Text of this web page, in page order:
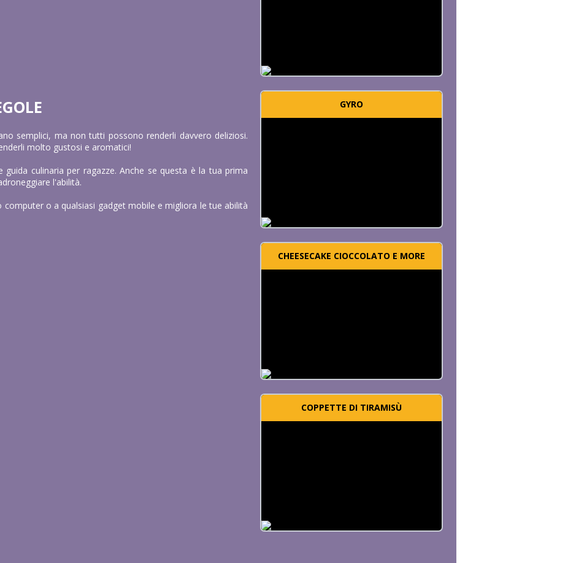
semplici, ma non tutti possono renderli davvero deliziosi.
molto gustosi e aromatici!
guida culinaria per ragazze. Anche se questa è la tua prima
l'abilità.
o a qualsiasi gadget mobile e migliora le tue abilità
GYRO
CHEESECAKE CIOCCOLATO E MORE
COPPETTE DI TIRAMISÙ